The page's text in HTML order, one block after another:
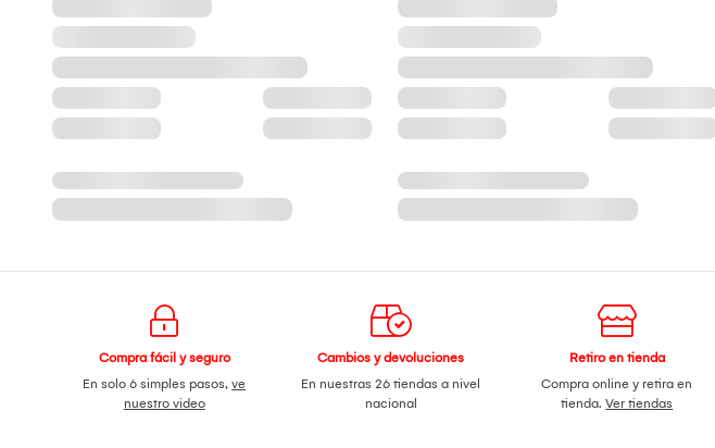
Compra fácil y seguro
En solo 6 simples pasos,ve
nuestro video
Cambios y devoluciones
En nuestras 26 tiendas a nivel
nacional
Retiro en tienda
Compra online y retira en
tienda.Ver tiendas